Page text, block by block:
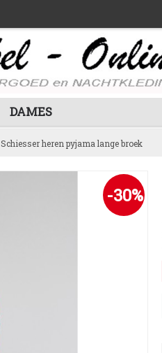
DAMES
Schiesser heren pyjama lange broek
-30%